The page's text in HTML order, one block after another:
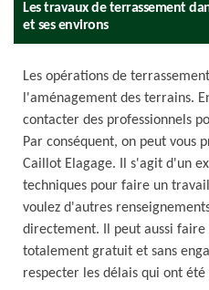
Les travaux de terrassement
et ses environs
Les opérations de
l'aménagement des terrains.
contacter des professionnels
Par conséquent, on peut vous
Caillot Elagage. Il s'agit d'un
techniques pour faire un
voulez d'autres
directement. Il peut aussi
totalement gratuit et sans
respecter les délais qui ont été